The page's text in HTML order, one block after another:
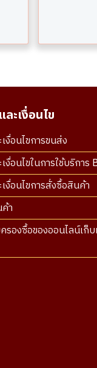
ะเงื่อนไข
งื่อนไขการขนส่ง
งื่อนไขในการใช้บริการ
งื่อนไขการสั่งซื้อสินค้า
า
องซื้อของออนไลน์เก็บ